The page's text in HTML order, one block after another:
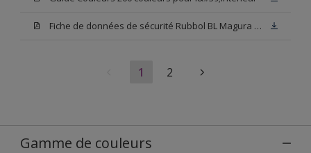
Fiche de données de sécurité Rubbol BL Magura Base N00
1 2
Gamme de couleurs